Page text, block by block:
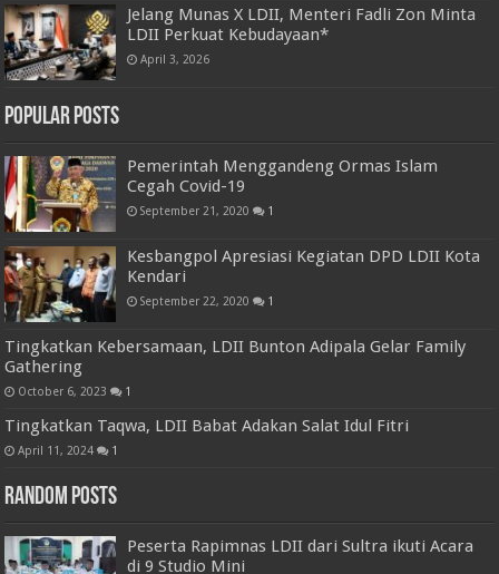
Jelang Munas X LDII, Menteri Fadli Zon Minta
LDII Perkuat Kebudayaan*
April 3, 2026
Popular Posts
Pemerintah Menggandeng Ormas Islam
Cegah Covid-19
September 21, 2020 1
Kesbangpol Apresiasi Kegiatan DPD LDII Kota
Kendari
September 22, 2020 1
Tingkatkan Kebersamaan, LDII Bunton Adipala Gelar Family
Gathering
October 6, 2023 1
Tingkatkan Taqwa, LDII Babat Adakan Salat Idul Fitri
April 11, 2024 1
Random Posts
Peserta Rapimnas LDII dari Sultra ikuti Acara
di 9 Studio Mini